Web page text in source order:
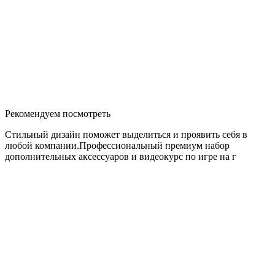
Рекомендуем посмотреть
Стильный дизайн поможет выделиться и проявить себя в
любой компании.Профессиональный премиум набор
дополнительных аксессуаров и видеокурс по игре на г